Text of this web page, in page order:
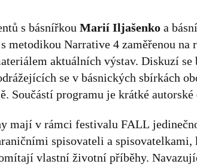
s básnířkou Marií Iljašenko a
metodikou Narrative 4 zaměřenou
aktuálních výstav. Diskuzí
se v básnických sbírkách
Součástí programu je krátké
mají v rámci festivalu FALL
spisovateli a
vlastní životní příběhy.